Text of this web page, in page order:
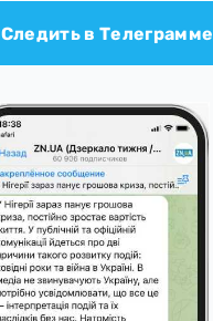
Следить в Телеграмме